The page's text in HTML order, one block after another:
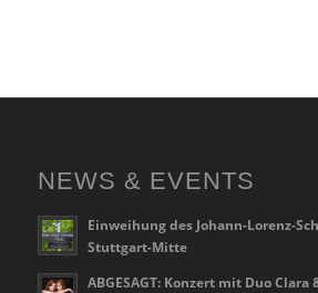
NEWS & EVENTS
Einweihung des Johann-Lorenz-
Stuttgart-Mitte
ABGESAGT: Konzert mit Duo Clara